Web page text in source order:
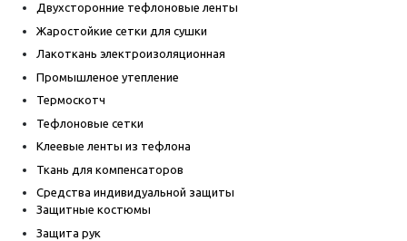
Двухсторонние тефлоновые ленты
Жаростойкие сетки для сушки
Лакоткань электроизоляционная
Промышленое утепление
Термоскотч
Тефлоновые сетки
Клеевые ленты из тефлона
Ткань для компенсаторов
Средства индивидуальной защиты
Защитные костюмы
Защита рук